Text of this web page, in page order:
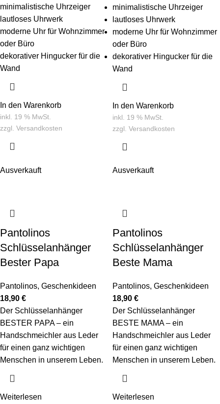
minimalistische Uhrzeiger
lautloses Uhrwerk
moderne Uhr für Wohnzimmer
oder Büro
dekorativer Hingucker für die
Wand
In den Warenkorb
inkl. 19 % MwSt.
zzgl. Versandkosten
minimalistische Uhrzeiger
lautloses Uhrwerk
moderne Uhr für Wohnzimmer
oder Büro
dekorativer Hingucker für die
Wand
In den Warenkorb
inkl. 19 % MwSt.
zzgl. Versandkosten
Ausverkauft
Pantolinos
Schlüsselanhänger
Bester Papa
Pantolinos, Geschenkideen
18,90 €
Der Schlüsselanhänger
BESTER PAPA – ein
Handschmeichler aus Leder
für einen ganz wichtigen
Menschen in unserem Leben.
Weiterlesen
Ausverkauft
Pantolinos
Schlüsselanhänger
Beste Mama
Pantolinos, Geschenkideen
18,90 €
Der Schlüsselanhänger
BESTE MAMA – ein
Handschmeichler aus Leder
für einen ganz wichtigen
Menschen in unserem Leben.
Weiterlesen